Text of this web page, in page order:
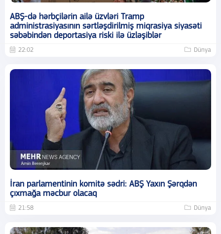
ABŞ-də hərbçilərin ailə üzvləri Tramp
administrasiyasının sərtləşdirilmiş miqrasiya siyasəti
səbəbindən deportasiya riski ilə üzləşiblər
22:02 Dünya
İran parlamentinin komitə sədri: ABŞ Yaxın Şərqdən
çıxmağa məcbur olacaq
21:58 Dünya